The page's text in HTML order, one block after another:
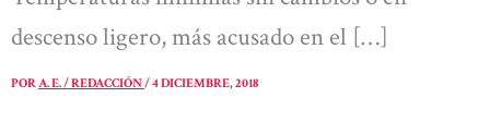
descenso ligero, más acusado en el […]
PORA. E. / REDACCIÓN/4 DICIEMBRE, 2018